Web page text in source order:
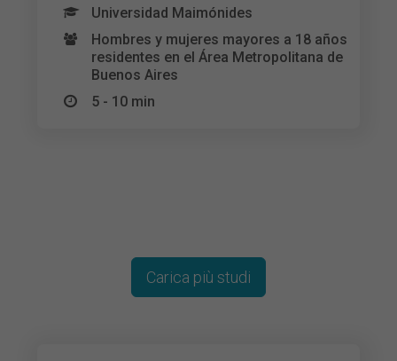
Universidad Maimónides
Hombres y mujeres mayores a 18 años
residentes en el Área Metropolitana de
Buenos Aires
5 - 10 min
Carica più studi